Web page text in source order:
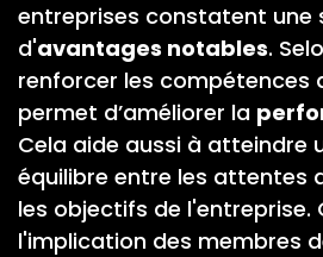
entreprises constatent une
d'avantages notables.
renforcer les compétences
permet d’améliorer la
Cela aide aussi à atteindre
équilibre entre les attentes
les objectifs de l'entreprise.
l'implication des membres